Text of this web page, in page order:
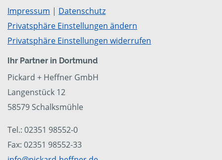
Impressum | Datenschutz
Privatsphäre Einstellungen ändern
Privatsphäre Einstellungen widerrufen
Ihr Partner in Dortmund
Pickard + Heffner GmbH
Langenstück 12
58579 Schalksmühle
Tel.: 02351 98552-0
Fax: 02351 98552-33